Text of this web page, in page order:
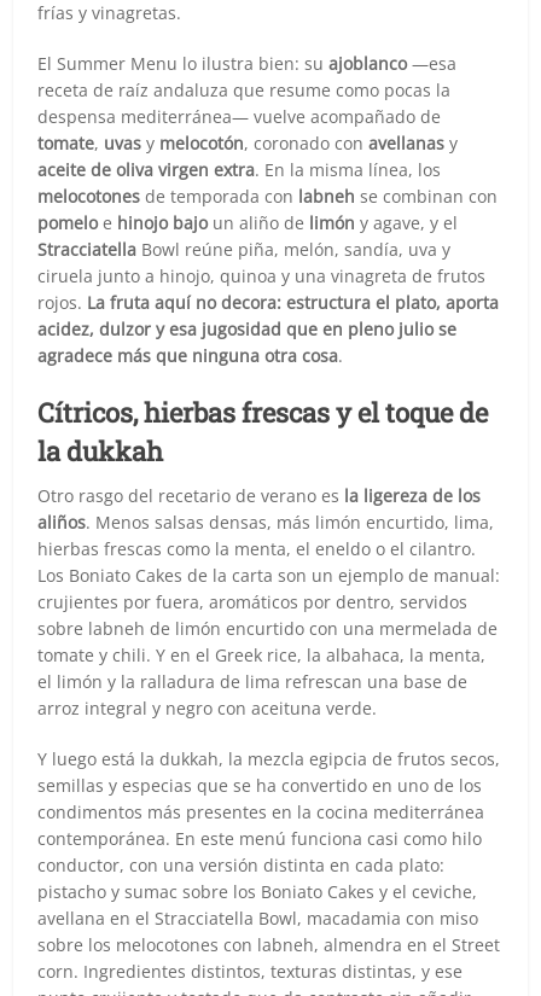
frías y vinagretas.
El Summer Menu lo ilustra bien: suajoblanco—esa
receta de raíz andaluza que resume como pocas la
despensa mediterránea— vuelve acompañado de
tomate, uvas y melocotón, coronado conavellanas y
aceite de oliva virgen extra. En la misma línea, los
melocotones de temporada con labneh se combinan con
pomeloe hinojo bajoun aliño de limón y agave, y el
Stracciatella Bowl reúne piña, melón, sandía, uva y
ciruela junto a hinojo, quinoa y una vinagreta de frutos
rojos. La fruta aquí no decora: estructura el plato, aporta
acidez, dulzor y esa jugosidad que en pleno julio se
agradece más que ninguna otra cosa.
Cítricos, hierbas frescas y el toque de
la dukkah
Otro rasgo del recetario de verano es la ligereza de los
aliños. Menos salsas densas, más limón encurtido, lima,
hierbas frescas como la menta, el eneldo o el cilantro.
Los Boniato Cakes de la carta son un ejemplo de manual:
crujientes por fuera, aromáticos por dentro, servidos
sobre labneh de limón encurtido con una mermelada de
tomate y chili. Y en el Greek rice, la albahaca, la menta,
el limón y la ralladura de lima refrescan una base de
arroz integral y negro con aceituna verde.
Y luego está la dukkah, la mezcla egipcia de frutos secos,
semillas y especias que se ha convertido en uno de los
condimentos más presentes en la cocina mediterránea
contemporánea. En este menú funciona casi como hilo
conductor, con una versión distinta en cada plato:
pistacho y sumac sobre los Boniato Cakes y el ceviche,
avellana en el Stracciatella Bowl, macadamia con miso
sobre los melocotones con labneh, almendra en el Street
corn. Ingredientes distintos, texturas distintas, y ese